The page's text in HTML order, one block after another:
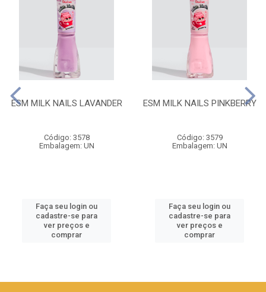
ESM MILK NAILS LAVANDER
Código: 3578
Embalagem: UN
Faça seu login ou
cadastre-se para
ver preços e
comprar
ESM MILK NAILS PINKBERRY
Código: 3579
Embalagem: UN
Faça seu login ou
cadastre-se para
ver preços e
comprar